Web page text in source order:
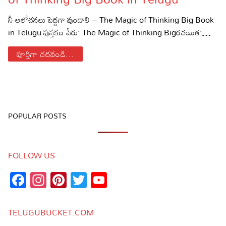
Sports
Poetry
Lyrics
Facts
Devotional
Hinduism
Lyrics in Hindi – Devotional Songs
Tamil
Gallery*
నీ ఆలోచనలు పెద్దగా వుండాలి – The Magic of Thinking Big Book
in Telugu పుస్తకం పేరు: The Magic of Thinking Bigరచయిత:…
పూర్తిగా చదవండి...
POPULAR POSTS
FOLLOW US
Facebook
Instagram
Pinterest
Twitter
TELUGUBUCKET.COM